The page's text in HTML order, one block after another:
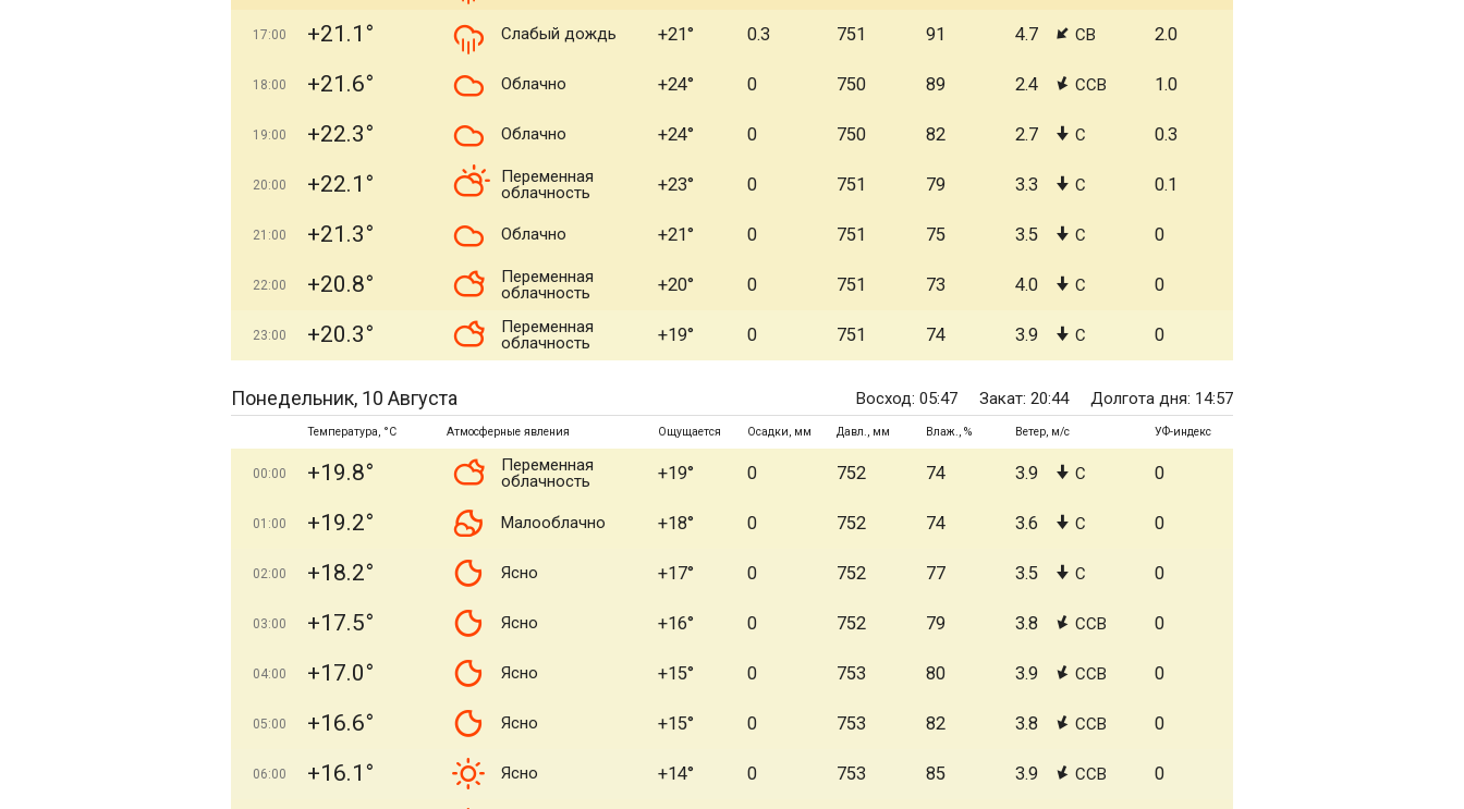
17:00 +21.1° Слабый дождь +21° 0.3 751 91 4.7 СВ 2.0
18:00 +21.6° Облачно +24° 0 750 89 2.4 ССВ 1.0
19:00 +22.3° Облачно +24° 0 750 82 2.7 С 0.3
20:00 +22.1°
Переменная
облачность
+23° 0 751 79 3.3 С 0.1
21:00 +21.3° Облачно +21° 0 751 75 3.5 С 0
22:00 +20.8°
Переменная
облачность
+20° 0 751 73 4.0 С 0
23:00 +20.3°
Переменная
облачность
+19° 0 751 74 3.9 С 0
Понедельник, 10 Августа Восход: 05:47 Закат: 20:44 Долгота дня: 14:57
Температура, °C Атмосферные явления Ощущается Осадки, мм Давл., мм Влаж., % Ветер, м/с УФ-индекс
00:00 +19.8°
Переменная
облачность
+19° 0 752 74 3.9 С 0
01:00 +19.2° Малооблачно +18° 0 752 74 3.6 С 0
02:00 +18.2° Ясно +17° 0 752 77 3.5 С 0
03:00 +17.5° Ясно +16° 0 752 79 3.8 ССВ 0
04:00 +17.0° Ясно +15° 0 753 80 3.9 ССВ 0
05:00 +16.6° Ясно +15° 0 753 82 3.8 ССВ 0
06:00 +16.1° Ясно +14° 0 753 85 3.9 ССВ 0